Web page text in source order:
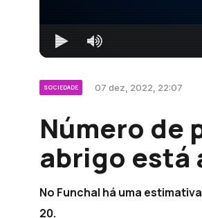
SOCIEDADE 07 dez, 2022, 22:07
Número de
abrigo está
No Funchal há uma
20.